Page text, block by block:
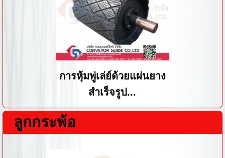
การหุ้มพู่เล่ย์ด้วยแผ่นยาง
สำเร็จรูป...
ลูกกระพ้อ